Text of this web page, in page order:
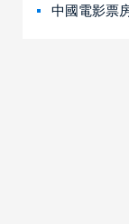
中國電影票